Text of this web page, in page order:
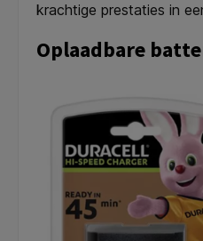
krachtige prestaties in
Oplaadbare